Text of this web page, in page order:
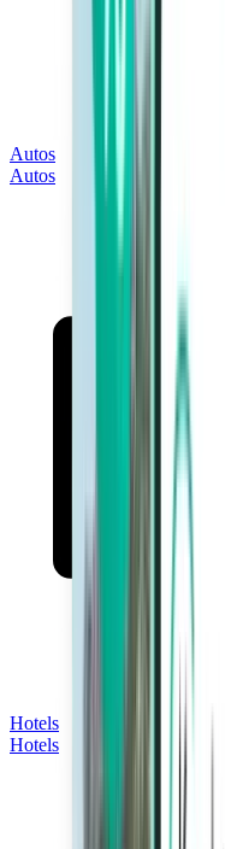
Autos
Autos
Hotels
Hotels